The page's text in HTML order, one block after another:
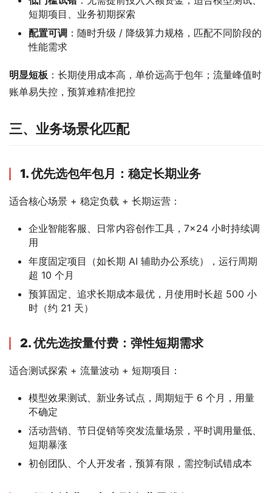
短期项目、业务初期探索
配置可调 ：随时升级 / 降级算力规格，匹配不同阶段的
性能需求
明显短板 ：长期使用成本高，单价远高于包年；流量峰值时
账单易失控，预算难精准把控
三、 业务场景化匹配
1. 优先选包年包月：稳定长期业务
适合核心场景 + 稳定负载 + 长期运营：
企业智能客服、日常内容创作工具，7×24 小时持续调
用
年度固定项目（如长期 AI 辅助办公系统），运行周期
超 10 个月
预算固定、追求长期成本最优，月使用时长超 500 小
时（约 21 天）
2. 优先选按量付费：弹性短期需求
适合测试探索 + 流量波动 + 短期项目：
模型效果测试、新业务试点，周期短于 6 个月，用量
不确定
活动营销、节日促销等突发流量场景，平时调用量低、
短期暴涨
初创团队、个人开发者，预算有限，需控制试错成本